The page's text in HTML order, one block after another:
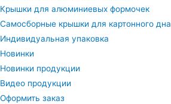
Крышки для алюминиевых формочек
Самосборные крышки для картонного дна
Индивидуальная упаковка
Новинки
Новинки продукции
Видео продукции
Оформить заказ